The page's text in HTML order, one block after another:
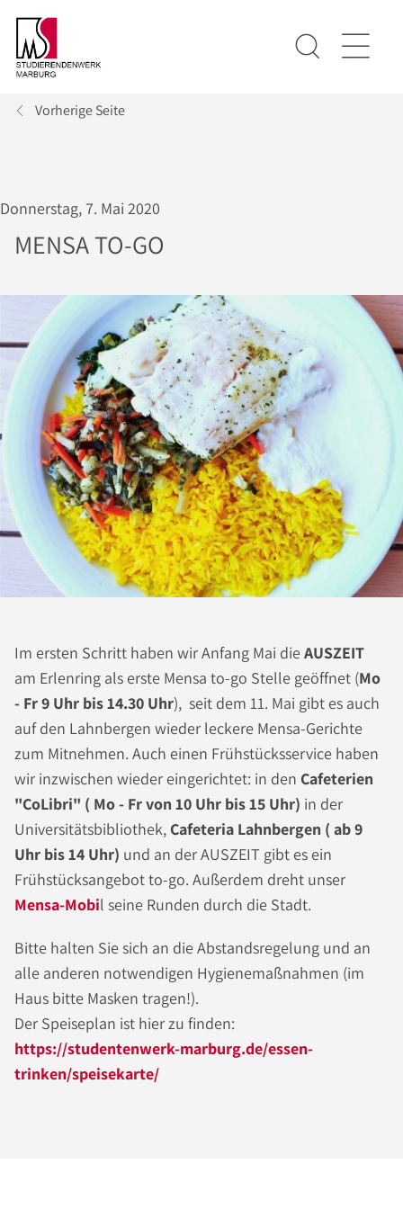
Vorherige Seite
Donnerstag, 7. Mai 2020
MENSA TO-GO
Im ersten Schritt haben wir Anfang Mai dieAUSZEIT
am Erlenring als erste Mensa to-go Stelle geöffnet (Mo
- Fr 9 Uhr bis 14.30 Uhr), seit dem 11. Mai gibt es auch
auf den Lahnbergen wieder leckere Mensa-Gerichte
zum Mitnehmen. Auch einen Frühstücksservice haben
wir inzwischen wieder eingerichtet: in den Cafeterien
"CoLibri" ( Mo - Fr von 10 Uhr bis 15 Uhr) in der
Universitätsbibliothek, Cafeteria Lahnbergen ( ab 9
Uhr bis 14 Uhr) und an der AUSZEIT gibt es ein
Frühstücksangebot to-go. Außerdem dreht unser
Mensa-Mobil seine Runden durch die Stadt.
Bitte halten Sie sich an die Abstandsregelung und an
alle anderen notwendigen Hygienemaßnahmen (im
Haus bitte Masken tragen!).
Der Speiseplan ist hier zu finden:
https://studentenwerk-marburg.de/essen-
trinken/speisekarte/